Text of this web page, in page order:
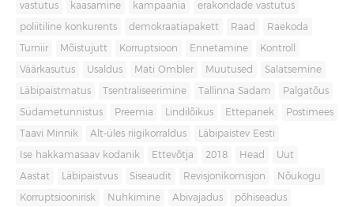
vastutus kaasamine kampaania erakondade vastutus
poliitiline konkurents demokraatiapakett Raad Raekoda
Turniir Mõistujutt Korruptsioon Ennetamine Kontroll
Väärkasutus Usaldus Mati Ombler Muutused Salatsemine
Läbipaistmatus Tsentraliseerimine Tallinna Sadam Palgatõus
Südametunnistus Preemia Lindilõikus Ettepanek Postimees
Taavi Minnik Alt-üles riigikorraldus Läbipaistev Eesti
Ise hakkamasaav kodanik Ettevõtja 2018 Head Uut
Aastat Läbipaistvus Siseaudit Revisjonikomisjon Nõukogu
Korruptsioonirisk Nuhkimine Abivajadus põhiseadus